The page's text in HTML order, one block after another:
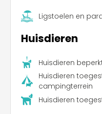
Ligstoelen en
Huisdieren
Huisdieren
Huisdieren
campingterrein
Huisdieren